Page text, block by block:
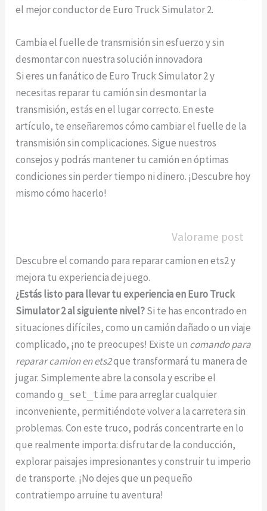
el mejor conductor de Euro Truck Simulator 2.
Cambia el fuelle de transmisión sin esfuerzo y sin
desmontar con nuestra solución innovadora
Si eres un fanático de Euro Truck Simulator 2 y
necesitas reparar tu camión sin desmontar la
transmisión, estás en el lugar correcto. En este
artículo, te enseñaremos cómo cambiar el fuelle de la
transmisión sin complicaciones. Sigue nuestros
consejos y podrás mantener tu camión en óptimas
condiciones sin perder tiempo ni dinero. ¡Descubre hoy
mismo cómo hacerlo!
Valorame post
Descubre el comando para reparar camion en ets2 y
mejora tu experiencia de juego.
¿Estás listo para llevar tu experiencia en Euro Truck
Simulator 2 al siguiente nivel?Si te has encontrado en
situaciones difíciles, como un camión dañado o un viaje
complicado, ¡no te preocupes! Existe un comando para
reparar camion en ets2que transformará tu manera de
jugar. Simplemente abre la consola y escribe el
comando g_set_time para arreglar cualquier
inconveniente, permitiéndote volver a la carretera sin
problemas. Con este truco, podrás concentrarte en lo
que realmente importa: disfrutar de la conducción,
explorar paisajes impresionantes y construir tu imperio
de transporte. ¡No dejes que un pequeño
contratiempo arruine tu aventura!